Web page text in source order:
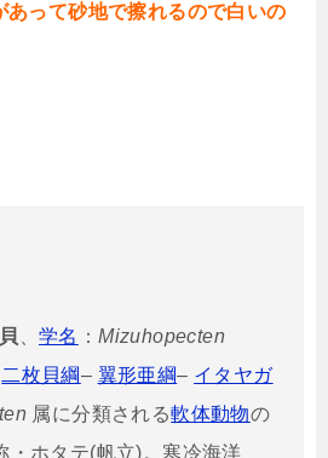
あって砂地で擦れるので白いの
、学名 ：Mizuhopecten
二枚貝綱– 翼形亜綱– イタヤガ
属に分類される軟体動物の
・ホタテ(帆立)。寒冷海洋